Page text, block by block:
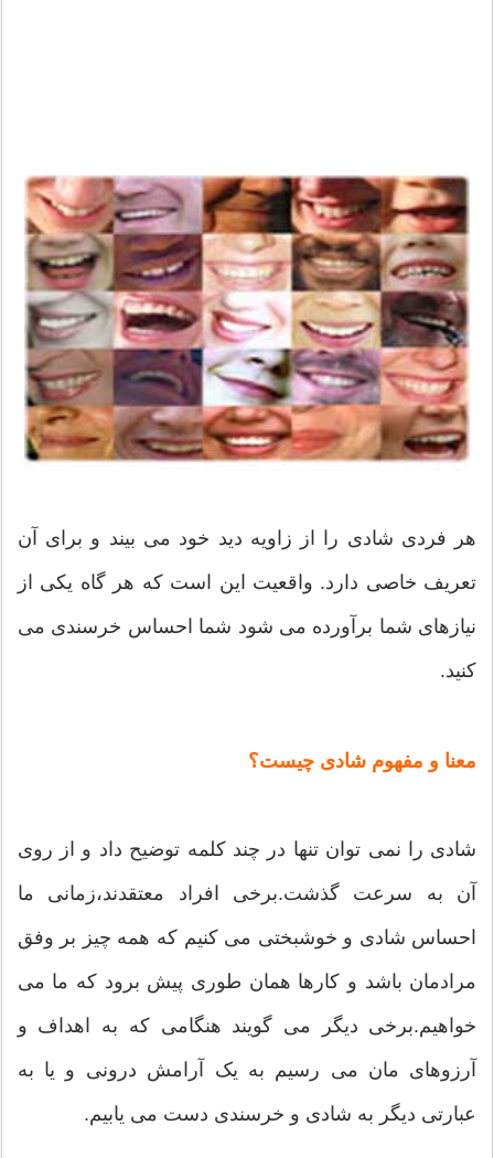
هر فردی شادی را از زاویه دید خود می بیند و برای آن
تعریف خاصی دارد. واقعیت این است که هر گاه یکی از
نیازهای شما برآورده می شود شما احساس خرسندی می
کنید.
معنا و مفهوم شادی چیست؟
شادی را نمی توان تنها در چند کلمه توضیح داد و از روی
آن به سرعت گذشت.برخی افراد معتقدند،زمانی ما
احساس شادی و خوشبختی می کنیم که همه چیز بر وفق
مرادمان باشد و کارها همان طوری پیش برود که ما می
خواهیم.برخی دیگر می گویند هنگامی که به اهداف و
آرزوهای مان می رسیم به یک آرامش درونی و یا به
عبارتی دیگر به شادی و خرسندی دست می یابیم.